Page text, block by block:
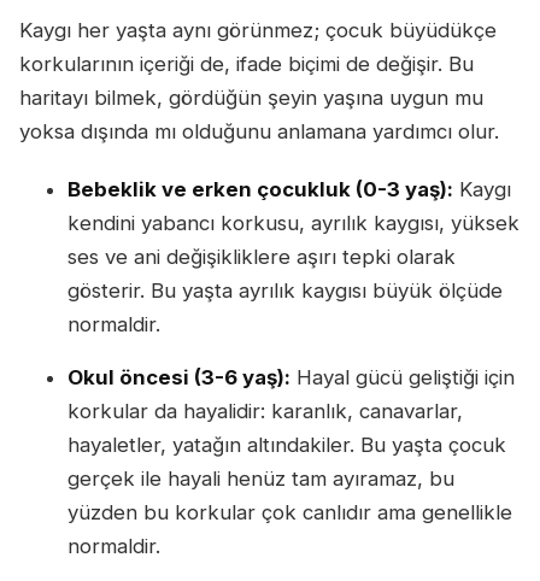
Kaygı her yaşta aynı görünmez; çocuk büyüdükçe
korkularının içeriği de, ifade biçimi de değişir. Bu
haritayı bilmek, gördüğün şeyin yaşına uygun mu
yoksa dışında mı olduğunu anlamana yardımcı olur.
Bebeklik ve erken çocukluk (0-3 yaş): Kaygı
kendini yabancı korkusu, ayrılık kaygısı, yüksek
ses ve ani değişikliklere aşırı tepki olarak
gösterir. Bu yaşta ayrılık kaygısı büyük ölçüde
normaldir.
Okul öncesi (3-6 yaş): Hayal gücü geliştiği için
korkular da hayalidir: karanlık, canavarlar,
hayaletler, yatağın altındakiler. Bu yaşta çocuk
gerçek ile hayali henüz tam ayıramaz, bu
yüzden bu korkular çok canlıdır ama genellikle
normaldir.